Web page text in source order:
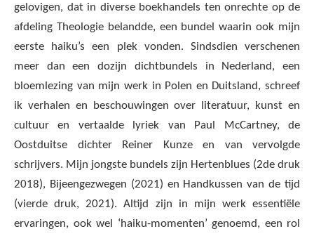
gelovigen, dat in diverse boekhandels ten onrechte op de
afdeling Theologie belandde, een bundel waarin ook mijn
eerste haiku’s een plek vonden. Sindsdien verschenen
meer dan een dozijn dichtbundels in Nederland, een
bloemlezing van mijn werk in Polen en Duitsland, schreef
ik verhalen en beschouwingen over literatuur, kunst en
cultuur en vertaalde lyriek van Paul McCartney, de
Oostduitse dichter Reiner Kunze en van vervolgde
schrijvers. Mijn jongste bundels zijn Hertenblues (2de druk
2018), Bijeengezwegen (2021) en Handkussen van de tijd
(vierde druk, 2021). Altijd zijn in mijn werk essentiële
ervaringen, ook wel ‘haiku-momenten’ genoemd, een rol